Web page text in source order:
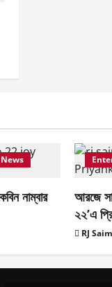
News
নাম্বার
আরজে
২২’এ
RJ